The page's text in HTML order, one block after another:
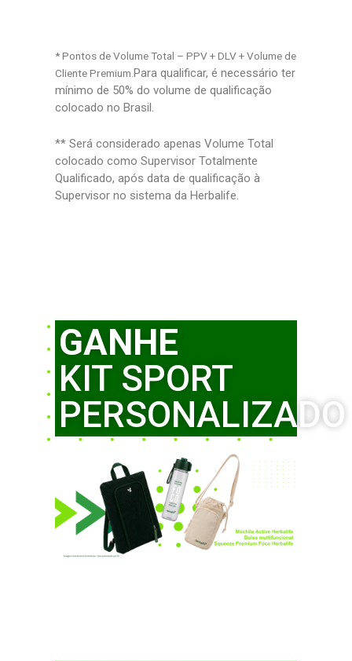
* Pontos de Volume Total – PPV + DLV + Volume de
Cliente Premium. Para qualificar, é necessário ter
mínimo de 50% do volume de qualificação
colocado no Brasil.
** Será considerado apenas Volume Total
colocado como Supervisor Totalmente
Qualificado, após data de qualificação à
Supervisor no sistema da Herbalife.
GANHE
KIT SPORT
PERSONALIZADO